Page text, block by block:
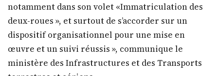
notamment dans son volet «Immatriculation des
deux-roues », et surtout de s’accorder sur un
dispositif organisationnel pour une mise en
œuvre et un suivi réussis », communique le
ministère des Infrastructures et des Transports